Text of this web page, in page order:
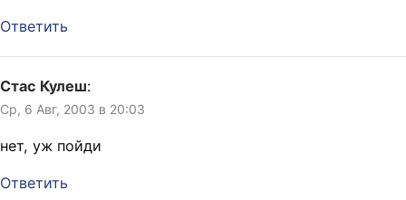
Ответить
Стас Кулеш:
Ср, 6 Авг, 2003 в 20:03
нет, уж пойди
Ответить